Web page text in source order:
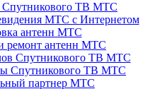
Спутникового ТВ МТС
МТС с Интернетом
антенн МТС
ремонт антенн МТС
Спутникового ТВ МТС
Спутникового ТВ МТС
партнер МТС